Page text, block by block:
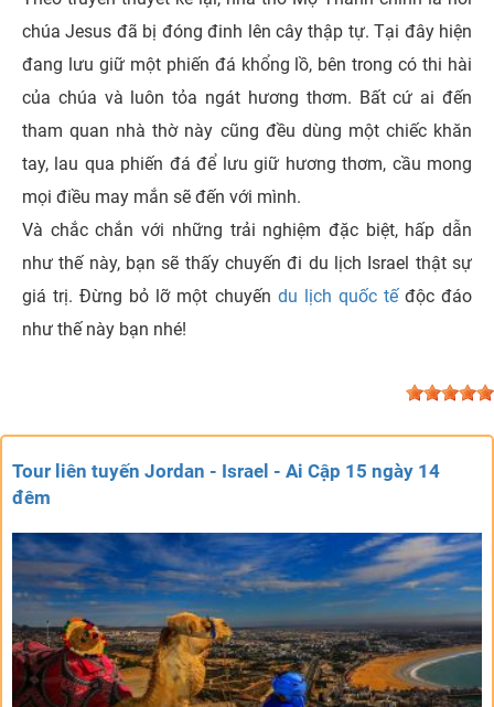
chúa Jesus đã bị đóng đinh lên cây thập tự. Tại đây hiện
đang lưu giữ một phiến đá khổng lồ, bên trong có thi hài
của chúa và luôn tỏa ngát hương thơm. Bất cứ ai đến
tham quan nhà thờ này cũng đều dùng một chiếc khăn
tay, lau qua phiến đá để lưu giữ hương thơm, cầu mong
mọi điều may mắn sẽ đến với mình.
Và chắc chắn với những trải nghiệm đặc biệt, hấp dẫn
như thế này, bạn sẽ thấy chuyến đi du lịch Israel thật sự
giá trị. Đừng bỏ lỡ một chuyến du lịch quốc tếđộc đáo
như thế này bạn nhé!
Tour liên tuyến Jordan - Israel - Ai Cập 15 ngày 14
đêm